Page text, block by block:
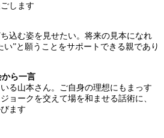
します
込む姿を見せたい。将来の見本になれ
い”と願うことをサポートできる親であり
ら一言
る山本さん。ご自身の理想にもまっす
ョークを交えて場を和ませる話術に、
ます